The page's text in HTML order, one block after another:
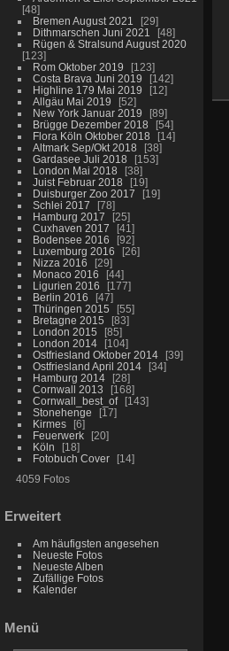
48
Bremen August 2021
29
Dithmarschen Juni 2021
48
Rügen & Stralsund August 2020
123
Rom Oktober 2019
123
Costa Brava Juni 2019
142
Highline 179 Mai 2019
12
Allgäu Mai 2019
52
New York Januar 2019
89
Brügge Dezember 2018
54
Flora Köln Oktober 2018
14
Altmark Sep/Okt 2018
38
Gardasee Juli 2018
153
London Mai 2018
38
Juist Februar 2018
19
Duisburger Zoo 2017
19
Schlei 2017
78
Hamburg 2017
25
Cuxhaven 2017
41
Bodensee 2016
92
Luxemburg 2016
26
Nizza 2016
29
Monaco 2016
44
Ligurien 2016
177
Berlin 2016
47
Thüringen 2015
55
Bretagne 2015
83
London 2015
85
London 2014
104
Ostfriesland Oktober 2014
39
Ostfriesland April 2014
34
Hamburg 2014
28
Cornwall 2013
168
Cornwall_best_of
143
Stonehenge
17
Kirmes
6
Feuerwerk
20
Köln
18
Fotobuch Cover
14
4059 Fotos
Erweitert
Am häufigsten angesehen
Neueste Fotos
Neueste Alben
Zufällige Fotos
Kalender
Menü